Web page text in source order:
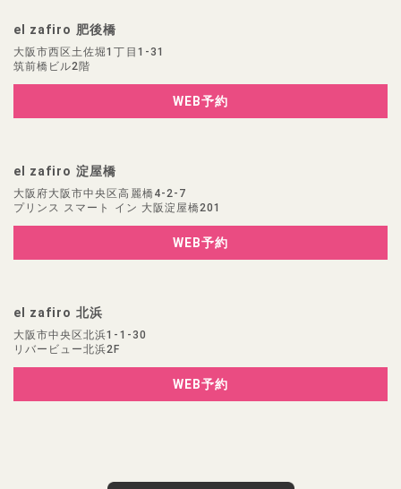
el zafiro 肥後橋
大阪市西区土佐堀1丁目1-31
筑前橋ビル2階
WEB予約
el zafiro 淀屋橋
大阪府大阪市中央区高麗橋4-2-7
プリンス スマート イン 大阪淀屋橋201
WEB予約
el zafiro 北浜
大阪市中央区北浜1-1-30
リバービュー北浜2F
WEB予約